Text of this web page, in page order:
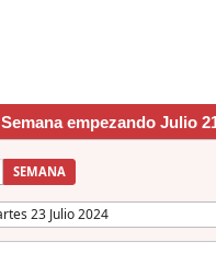
Semana empezando Julio
SEMANA